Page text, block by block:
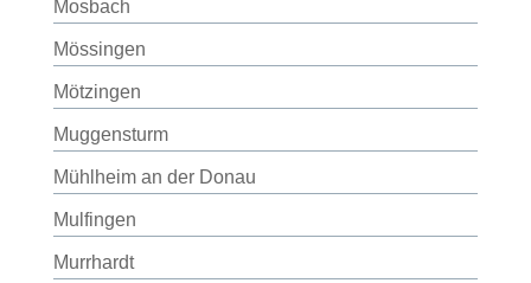
Mosbach
Mössingen
Mötzingen
Muggensturm
Mühlheim an der Donau
Mulfingen
Murrhardt